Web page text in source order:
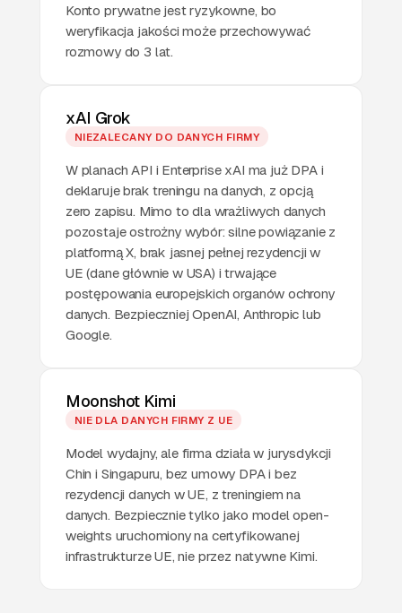
Konto prywatne jest ryzykowne, bo
weryfikacja jakości może przechowywać
rozmowy do 3 lat.
xAI Grok
NIEZALECANY DO DANYCH FIRMY
W planach API i Enterprise xAI ma już DPA i
deklaruje brak treningu na danych, z opcją
zero zapisu. Mimo to dla wrażliwych danych
pozostaje ostrożny wybór: silne powiązanie z
platformą X, brak jasnej pełnej rezydencji w
UE (dane głównie w USA) i trwające
postępowania europejskich organów ochrony
danych. Bezpieczniej OpenAI, Anthropic lub
Google.
Moonshot Kimi
NIE DLA DANYCH FIRMY Z UE
Model wydajny, ale firma działa w jurysdykcji
Chin i Singapuru, bez umowy DPA i bez
rezydencji danych w UE, z treningiem na
danych. Bezpiecznie tylko jako model open-
weights uruchomiony na certyfikowanej
infrastrukturze UE, nie przez natywne Kimi.